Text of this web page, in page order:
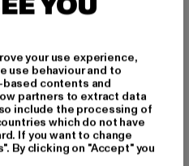
your use experience,
use behaviour and to
contents and
partners to extract data
include the processing of
which do not have
If you want to change
By clicking on "Accept" you